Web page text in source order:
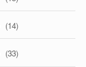
(14)
(33)